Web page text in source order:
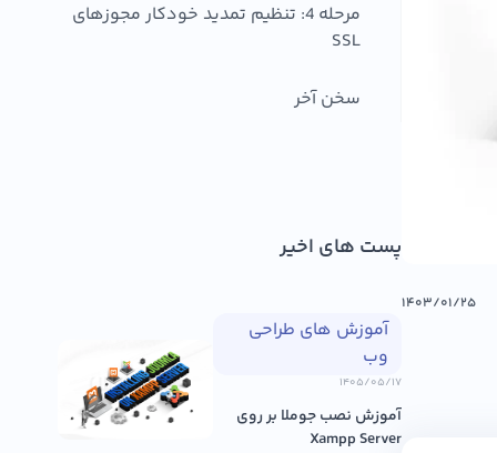
۱۴۰۳/۰۱/۲۵
مرحله 4: تنظیم تمدید خودکار مجوزهای
SSL
سخن آخر
پست های اخیر
آموزش های طراحی
وب
۱۴۰۵/۰۵/۱۷
آموزش نصب جوملا بر روی
Xampp Server